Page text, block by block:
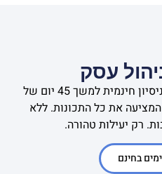
עסק
התחילו עוד היום עם תקופת ניסיון חינמית למשך 45 יום של
את כל התכונות. ללא
רק יעילות טהורה.